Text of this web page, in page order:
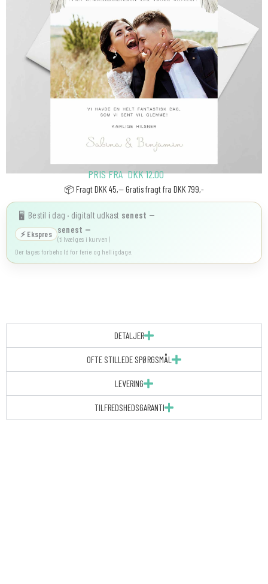
PRIS FRA DKK12.00
📦 Fragt DKK 45,-- Gratis fragt fra DKK 799,-
🖥️ Bestil i dag · digitalt udkast senest —
⚡ Ekspres senest —
(tilvælges i kurven)
Der tages forbehold for ferie og helligdage.
DETALJER
OFTE STILLEDE SPØRGSMÅL
LEVERING
TILFREDSHEDSGARANTI